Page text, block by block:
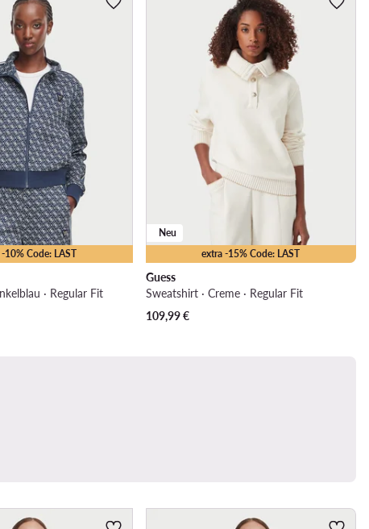
10% Code: LAST
· Regular Fit
extra -15% Code: LAST
Neu
Guess
Sweatshirt · Creme · Regular Fit
109,99€